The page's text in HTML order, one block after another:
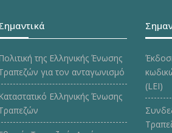
Πολιτική της Ελληνικής Ένωσης
για τον ανταγωνισμό
Καταστατικό Ελληνικής Ένωσης
(LEI)